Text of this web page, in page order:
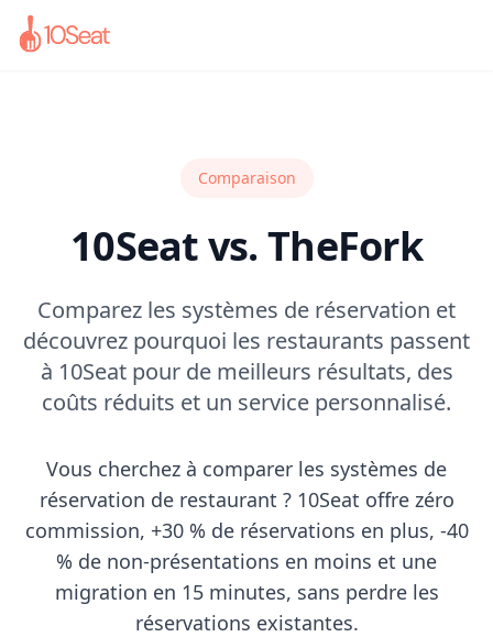
Comparaison
10Seat vs. TheFork
Comparez les systèmes de réservation et
découvrez pourquoi les restaurants passent
à 10Seat pour de meilleurs résultats, des
coûts réduits et un service personnalisé.
Vous cherchez à comparer les systèmes de
réservation de restaurant ? 10Seat offre zéro
commission, +30 % de réservations en plus, -40
% de non-présentations en moins et une
migration en 15 minutes, sans perdre les
réservations existantes.